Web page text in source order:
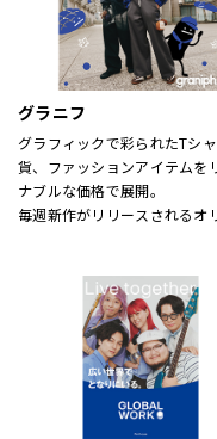
グラニフ
グラフィックで彩られたTシ
貨、ファッションアイテムを
ナブルな価格で展開。
毎週新作がリリースされるオ
なコラボレーションまで、
幅広い年代にお楽しみいただ
さまざまなグラフィックアイ
取り揃えてお待ちしております